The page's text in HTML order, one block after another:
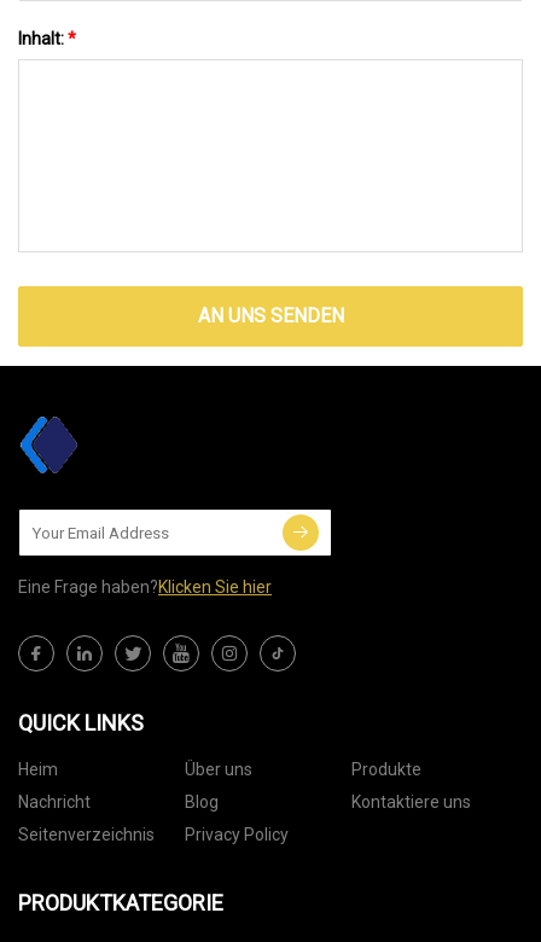
Inhalt:*
AN UNS SENDEN
Eine Frage haben?Klicken Sie hier
QUICK LINKS
Heim Über uns
Produkte
Nachricht
Blog
Kontaktiere uns
Seitenverzeichnis
Privacy Policy
PRODUKTKATEGORIE